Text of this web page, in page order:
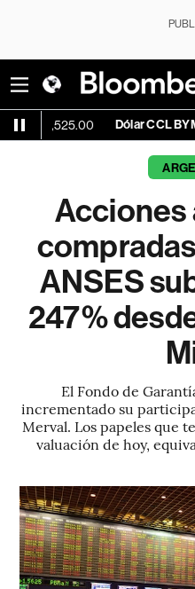
Dólar CCL BYMA
Acciones
ANSES
247%
El Fondo de
incrementado su
Merval. Los papeles que
valuación de hoy,